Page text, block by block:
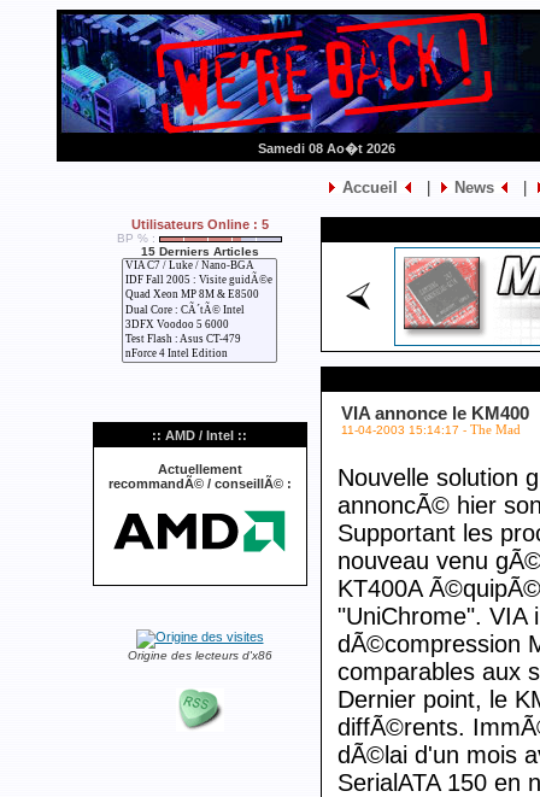
Samedi 08 Ao�t 2026
Accueil News
Utilisateurs Online : 5
BP % :
15 Derniers Articles
:: AMD / Intel ::
Actuellement
recommandÃ© / conseillÃ© :
Origine des lecteurs d'x86
VIA annonce le KM400
11-04-2003 15:14:17 - The Mad
Nouvelle solution
annoncÃ© hier
Supportant les
nouveau venu
KT400A
"UniChrome". VIA
dÃ©compression
comparables aux
Dernier point, le
diffÃ©rents.
dÃ©lai d'un mois
SerialATA 150 en